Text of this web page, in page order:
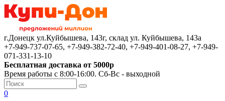
г.Донецк ул.Куйбышева, 143г, склад ул. Куйбышева, 143а
+7-949-737-07-65, +7-949-382-72-40, +7-949-401-08-27, +7-949-
071-331-13-10
Бесплатная доставка от 5000р
Время работы с 8:00-16:00. Сб-Вс - выходной
0